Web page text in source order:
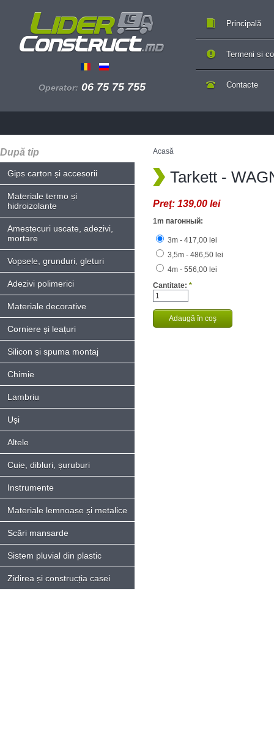
Operator: 06 75 75 755
Principală
Contacte
Termeni si
După tip
Gips carton și accesorii
Materiale termo și
hidroizolante
Amestecuri uscate, adezivi,
mortare
Vopsele, grunduri, gleturi
Adezivi polimerici
Materiale decorative
Corniere și leațuri
Silicon și spuma montaj
Chimie
Lambriu
Uși
Altele
Cuie, dibluri, șuruburi
Instrumente
Materiale lemnoase și metalice
Scări mansarde
Sistem pluvial din plastic
Zidirea și construcția casei
Acasă
Tarkett -
Preţ: 139,00 lei
1m пагонный:
3m - 417,00 lei
3,5m - 486,50 lei
4m - 556,00 lei
Cantitate: *